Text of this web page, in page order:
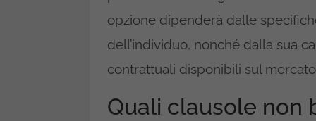
opzione dipenderà dalle
dell’individuo, nonché dalla sua
contrattuali disponibili sul
Quali clausole non